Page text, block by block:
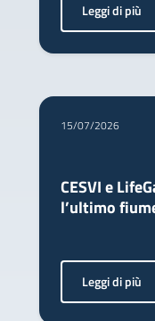
Leggi di più
<p>A loro è
15/07/2026
CESVI e
l’ultimo
Leggi di più
<p>Nel sud